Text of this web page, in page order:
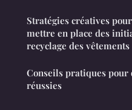
Stratégies créatives
mettre en place des
recyclage des vêtements
Conseils pratiques pour
réussies